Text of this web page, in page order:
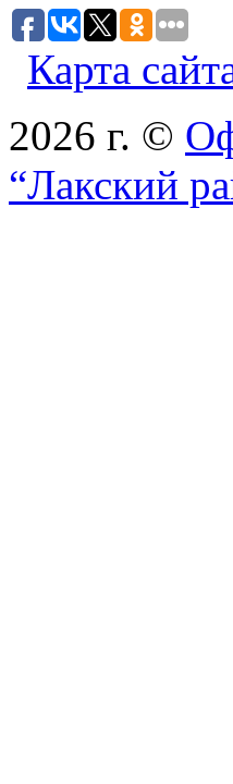
Карта
2026 г. ©
“Лакский